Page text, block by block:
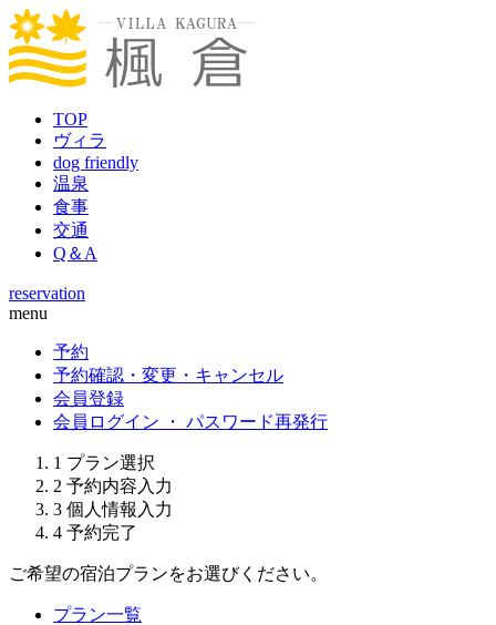
TOP
ヴィラ
dog friendly
温泉
食事
交通
Q＆A
reservation
menu
予約
予約確認・変更・キャンセル
会員登録
会員ログイン ・ パスワード再発行
1 プラン選択
2 予約内容入力
3 個人情報入力
4 予約完了
ご希望の宿泊プランをお選びください。
プラン一覧